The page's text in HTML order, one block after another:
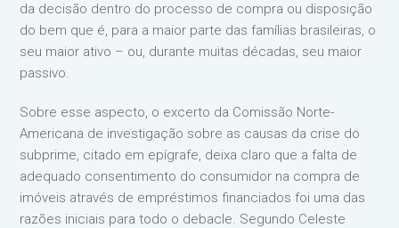
da decisão dentro do processo de compra ou disposição
do bem que é, para a maior parte das famílias brasileiras, o
seu maior ativo – ou, durante muitas décadas, seu maior
passivo.
Sobre esse aspecto, o excerto da Comissão Norte-
Americana de investigação sobre as causas da crise do
subprime, citado em epígrafe, deixa claro que a falta de
adequado consentimento do consumidor na compra de
imóveis através de empréstimos financiados foi uma das
razões iniciais para todo o debacle. Segundo Celeste